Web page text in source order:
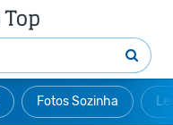
Fotos Sozinha